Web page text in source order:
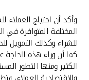
وأكد أن احتياج العملاء
المختلفة المتوافرة
للشراء وكذلك التمويل
كما أن وراء هذه
الكثير ومنها التطور